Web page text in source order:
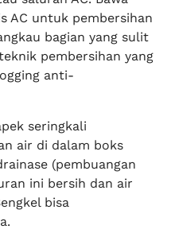
AC untuk pembersihan
bagian yang sulit
pembersihan yang
anti-
seringkali
air di dalam boks
(pembuangan
ini bersih dan air
bisa